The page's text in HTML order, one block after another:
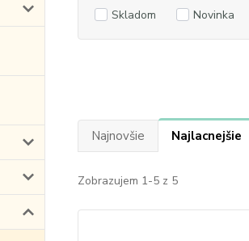
Skladom Novinka
Najnovšie Najlacnejšie
Zobrazujem 1-5 z 5